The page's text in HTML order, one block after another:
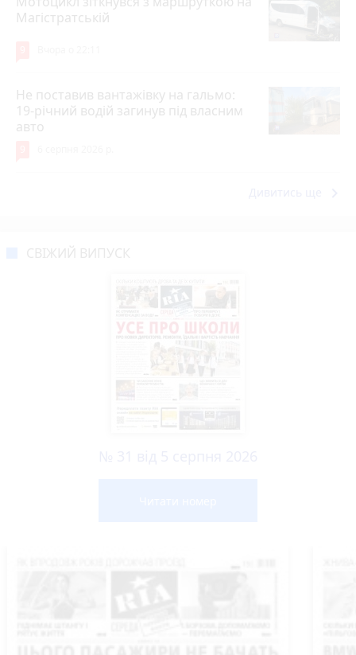
Магістратській
Не поставив вантажівку на гальмо:
19-річний водій загинув під власним
авто